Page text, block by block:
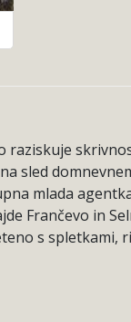
sled
mlada
Frančevo in
s spletkami,